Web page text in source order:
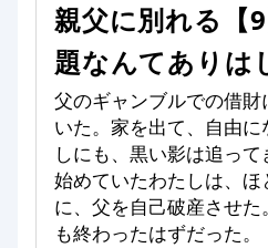
親父に別れる【
題なんてありは
父のギャンブルでの借
いた。家を出て、自由
しにも、黒い影は追っ
始めていたわたしは、ほ
に、父を自己破産させ
も終わったはずだった。